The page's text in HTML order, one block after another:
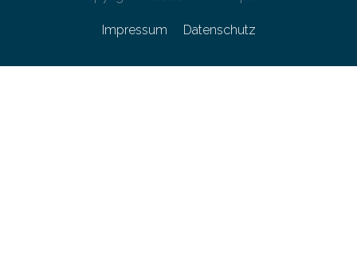
Impressum Datenschutz